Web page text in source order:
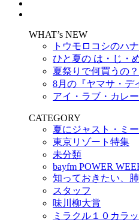
WHAT’s NEW
トウモロコシのハ
ひと夏の は・じ・
夏祭りで何買うの？
8月の『ヤマサ・デ
アイ・ラブ・カレー
CATEGORY
夏にジャスト・ミー
東京リゾート特集
未分類
bayfm POWER
知っておきたい、
スタッフ
味川柳大賞
ミラクル１０カラ